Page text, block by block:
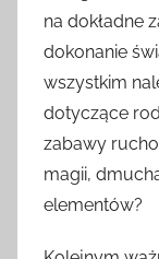
na dokładne
dokonanie
wszystkim
dotyczące
zabawy
magii,
elementów?